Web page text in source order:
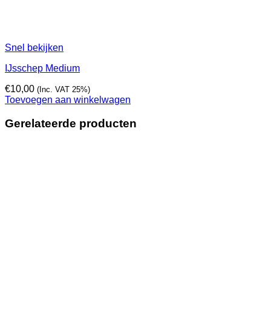
Snel bekijken
IJsschep Medium
€10,00 (Inc. VAT 25%)
Toevoegen aan winkelwagen
Gerelateerde producten